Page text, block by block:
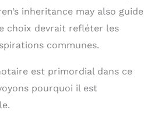
inheritance may also guide
choix devrait refléter les
communes.
est primordial dans ce
pourquoi il est